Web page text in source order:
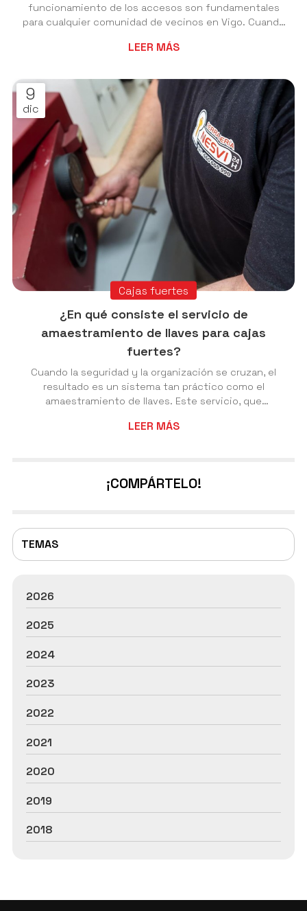
TEMAS
funcionamiento de los accesos son fundamentales
para cualquier comunidad de vecinos en Vigo. Cuando
y la eficiencia son vitales. A continuación, te
típicas que atendemos en edificios residenciales. 1.
Puerta del portal bloqueada o que no cierra bien Es,
quizás, la más frecuente y la que más afecta la
seguridad de todos. Una puerta de porta...
LEER MÁS
9
dic
¿En qué consiste el servicio de
amaestramiento de llaves para cajas
fuertes?
Cajas fuertes
Cuando la seguridad y la organización se cruzan, el
resultado es un sistema tan práctico como el
amaestramiento de llaves. Este servicio, que
cerrajería en Vigot, permite controlar el acceso a
empresas o instituciones donde la eficiencia y la
LEER MÁS
¡COMPÁRTELO!
2026
2025
2024
2023
2022
2021
2020
2019
2018